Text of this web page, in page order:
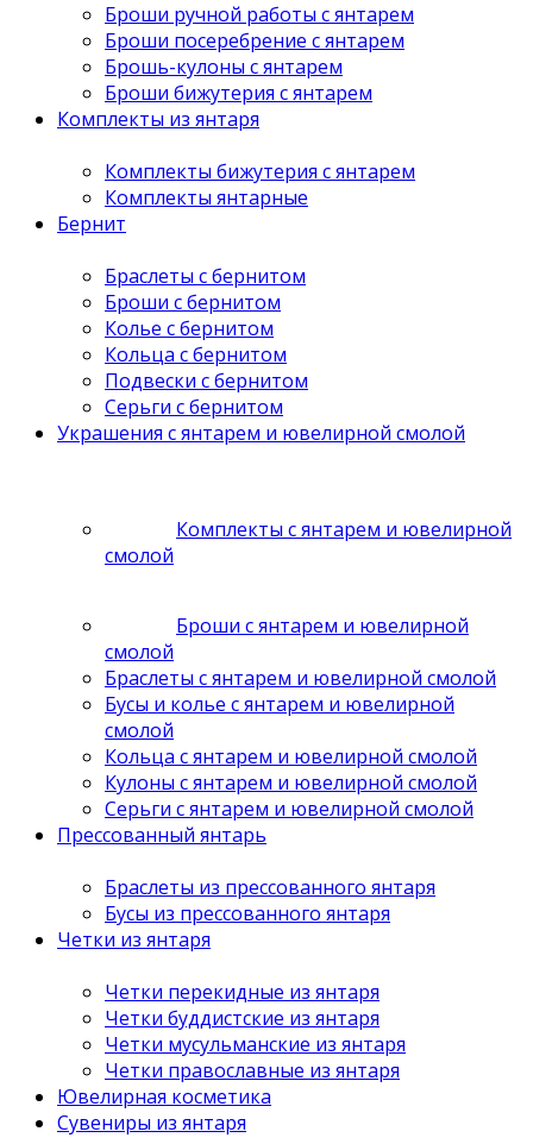
Броши ручной работы с янтарем
Броши посеребрение с янтарем
Брошь-кулоны с янтарем
Броши бижутерия с янтарем
Комплекты из янтаря
Комплекты бижутерия с янтарем
Комплекты янтарные
Бернит
Браслеты с бернитом
Броши с бернитом
Колье с бернитом
Кольца с бернитом
Подвески с бернитом
Серьги с бернитом
Украшения с янтарем и ювелирной смолой
Комплекты с янтарем и ювелирной
смолой
Броши с янтарем и ювелирной
смолой
Браслеты с янтарем и ювелирной смолой
Бусы и колье с янтарем и ювелирной
смолой
Кольца с янтарем и ювелирной смолой
Кулоны с янтарем и ювелирной смолой
Серьги с янтарем и ювелирной смолой
Прессованный янтарь
Браслеты из прессованного янтаря
Бусы из прессованного янтаря
Четки из янтаря
Четки перекидные из янтаря
Четки буддистские из янтаря
Четки мусульманские из янтаря
Четки православные из янтаря
Ювелирная косметика
Сувениры из янтаря